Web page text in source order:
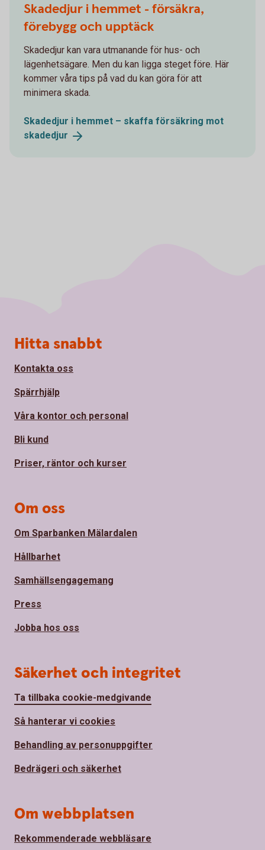
Skadedjur i hemmet - försäkra,
förebygg och upptäck
Skadedjur kan vara utmanande för hus- och
lägenhetsägare. Men du kan ligga steget före. Här
kommer våra tips på vad du kan göra för att
minimera skada.
Skadedjur i hemmet – skaffa försäkring mot
skadedjur
Sidfot
Hitta snabbt
Kontakta oss
Spärrhjälp
Våra kontor och personal
Bli kund
Priser, räntor och kurser
Om oss
Om Sparbanken Mälardalen
Hållbarhet
Samhällsengagemang
Press
Jobba hos oss
Säkerhet och integritet
Ta tillbaka cookie-medgivande
Så hanterar vi cookies
Behandling av personuppgifter
Bedrägeri och säkerhet
Om webbplatsen
Rekommenderade webbläsare